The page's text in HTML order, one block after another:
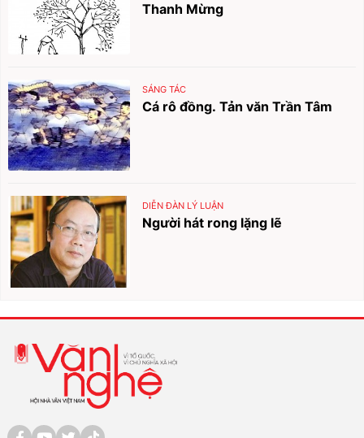
Thanh Mừng
SÁNG TÁC
Cá rô đồng. Tản văn Trần Tâm
DIỄN ĐÀN LÝ LUẬN
Người hát rong lặng lẽ